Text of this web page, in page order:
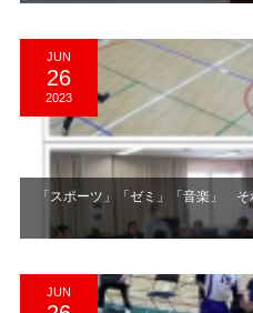
JUN
26
2023
「スポーツ」「ゼミ」「音楽」
JUN